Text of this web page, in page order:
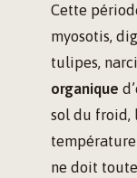
Cette
myosotis,
tulipes,
organique
sol du froid,
ne doit